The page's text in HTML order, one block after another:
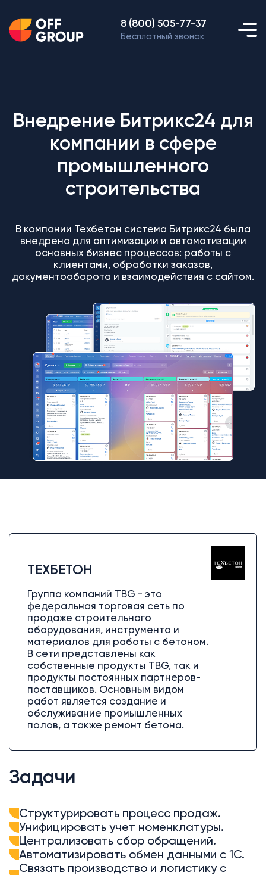
8 (800) 505-77-37
Бесплатный звонок
Внедрение Битрикс24 для
компании в сфере
промышленного
строительства
В компании Техбетон система Битрикс24 была
внедрена для оптимизации и автоматизации
основных бизнес процессов: работы с
клиентами, обработки заказов,
документооборота и взаимодействия с сайтом.
ТЕХБЕТОН
Группа компаний TBG - это
федеральная торговая сеть по
продаже строительного
оборудования, инструмента и
материалов для работы с бетоном.
В сети представлены как
собственные продукты TBG, так и
продукты постоянных партнеров-
поставщиков. Основным видом
работ является создание и
обслуживание промышленных
полов, а также ремонт бетона.
Задачи
Структурировать процесс продаж.
Унифицировать учет номенклатуры.
Централизовать сбор обращений.
Автоматизировать обмен данными с 1С.
Связать производство и логистику с